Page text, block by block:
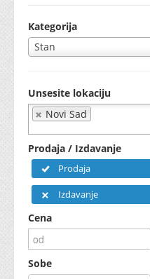
Kategorija
Stan
Unsesite lokaciju
Novi Sad
Prodaja / Izdavanje
Prodaja
Izdavanje
Cena
Sobe